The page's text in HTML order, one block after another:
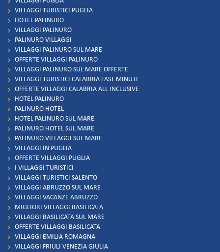
VILLAGGI TURISTICI PUGLIA
HOTEL PALINURO
VILLAGGI PALINURO
PALINURO VILLAGGI
VILLAGGI PALINURO SUL MARE
OFFERTE VILLAGGI PALINURO
VILLAGGI PALINURO SUL MARE OFFERTE
VILLAGGI TURISTICI CALABRIA LAST MINUTE
OFFERTE VILLAGGI CALABRIA ALL INCLUSIVE
HOTEL PALINURO
PALINURO HOTEL
HOTEL PALINURO SUL MARE
PALINURO HOTEL SUL MARE
PALINURO VILLAGGI SUL MARE
VILLAGGI IN PUGLIA
OFFERTE VILLAGGI PUGLIA
I VILLAGGI TURISTICI
VILLAGGI TURISTICI SALENTO
VILLAGGI ABRUZZO SUL MARE
VILLAGGI VACANZE ABRUZZO
MIGLIORI VILLAGGI BASILICATA
VILLAGGI BASILICATA SUL MARE
OFFERTE VILLAGGI BASILICATA
VILLAGGI EMILIA ROMAGNA
VILLAGGI FRIULI VENEZIA GIULIA